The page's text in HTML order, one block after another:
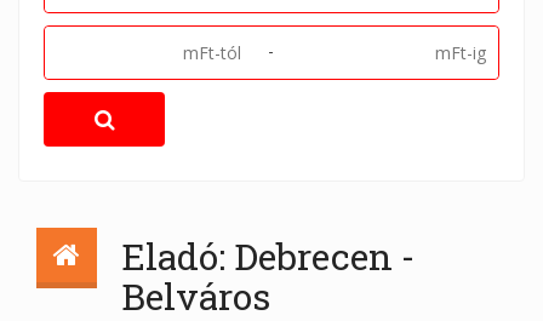
-
Eladó: Debrecen -
Belváros